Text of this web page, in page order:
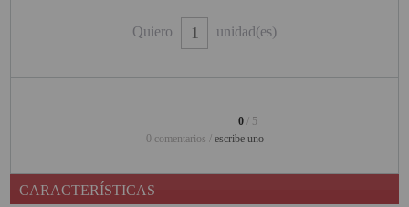
PINBALL VIRTUAL
PROYECTOR CON WIFI
Quiero unidad(es)
0 / 5
0 comentarios / escribe uno
CARACTERÍSTICAS